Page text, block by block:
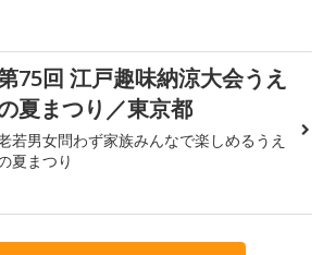
75回 江戸趣味納涼大会うえ
夏まつり／東京都
若男女問わず家族みんなで楽しめるうえ
夏まつり